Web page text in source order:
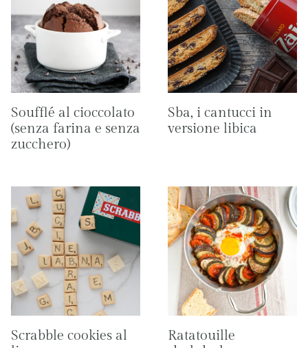
Soufflé al cioccolato
(senza farina e senza
zucchero)
Sba, i cantucci in
versione libica
Scrabble cookies al
Ratatouille